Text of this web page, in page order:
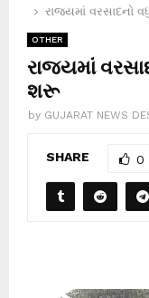
રાજ્યમાં વરસાદનો
OTHER
રાજ્યમાં
શરૂ
by GUJARAT NEWS
SHARE 0